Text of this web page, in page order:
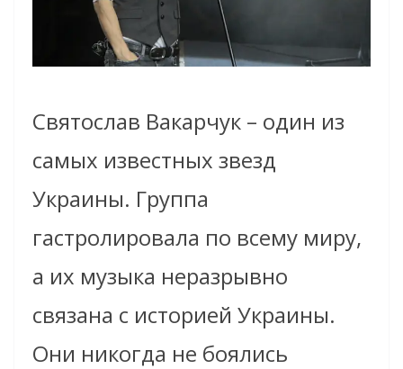
Святослав Вакарчук – один из
самых известных звезд
Украины. Группа
гастролировала по всему миру,
а их музыка неразрывно
связана с историей Украины.
Они никогда не боялись